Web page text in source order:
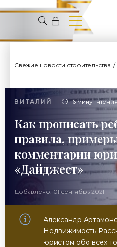
Свежие новости строительства
ВИТАЛИЙ 6 минут
Как прописать
правила,
комментарии
«Дайджест»
Добавлено: 01 сентябрь 2021
Александр
Недвижимость
юристом обо всех